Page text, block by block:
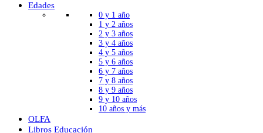
Edades
0 y 1 año
1 y 2 años
2 y 3 años
3 y 4 años
4 y 5 años
5 y 6 años
6 y 7 años
7 y 8 años
8 y 9 años
9 y 10 años
10 años y más
OLFA
Libros Educación